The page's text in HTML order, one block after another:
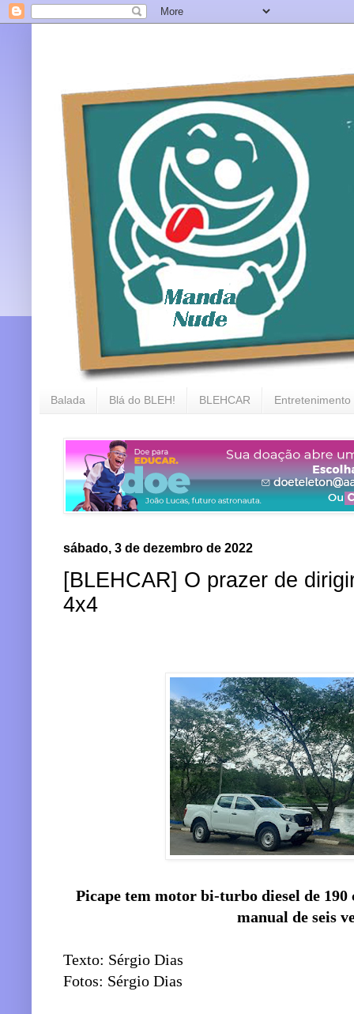
Balada Blá do BLEH! BLEHCAR Entretenimento
sábado, 3 de dezembro de 2022
[BLEHCAR] O prazer de
4x4
Picape tem motor bi-turbo diesel de 190
manual de seis
Texto: Sérgio Dias
Fotos: Sérgio Dias